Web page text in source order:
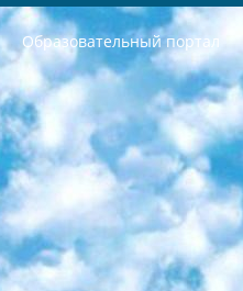
Образовательный портал
РЕСПУБЛИКА УЗБЕКИСТАН МИНИСТРЕРСТВО ДОШКОЛЬНОГО И ШКОЛЬНОГО ОБРАЗОВАНИЯ КОМАНДА в общеобразовательных учреждениях в 2023-2024 учебном году организация и проведение итоговой государственной аттестации обучающихся о Министра дошкольного и школьного образования Республики Узбекистан от 4 марта 2008 года (постановлением Минюста от 20 марта 2008 года № 1778 государственной регистрации) «Итоговое состояние учащихся общего среднего образования на основании положения об утверждении положения об аттестации общего среднего образования выпускной экзамен студентов в образовательных учреждениях в 2023-2024 учебном году В целях организации и прохождения аттестации приказываю: 1. Следующее: перечень предметов, по которым будет проводиться итоговая государственная аттестация и экзамен формы перевода согласно приложению 1; сертификаты международного образца, оценивающие уровень владения иностранными языками перечень согласно приложению 2; 2. Педагогический при специализированных образовательных учреждениях. научно-практический центр квалификации и международной оценки (Д.Давидова) 2024 г. До 25 марта: задания по предметам, по которым будет проводиться итоговая аттестация разработка и утверждение технических условий; итоговая аттестация на основании разработанного предметного задания разработка вопросов по предметам (устно и письменно), экзамен передача; общеобразовательные средние школы и специальные учебные заведения учащиеся выпускных классов школ и интернатов в агентской системе подготовка базы данных экзаменационных материалов и критериев оценки; перевод базы экзаменационных материалов на все языки обучения подать в Республиканский образовательный центр для изготовления; варианты экзаменов на основе разработанных контрольных материалов пусть будут поставлены задачи формирования. 3. Республиканский образовательный центр (Ш.Худайкулов) до 5 апреля 2024 года. до: база данных предоставленных экзаменационных материалов на все языки обучения перевод и экспертиза; для слепых, слабовидящих, глухих, слабослышащих и умственно отсталых детей учащиеся выпускных классов специализированных школ и школ-интернатов база данных экзаменационных материалов на всех преподаваемых языках подготовка критериев оценки; специализированные школы для умственно отсталых детей и технологии для учащихся выпускных классов школ-интернатов разработка соответствующих рекомендаций и критериев проведения ЕГЭ по естествознанию давать задания. 4. Педагогический при специализированных образовательных учреждениях. Научно-практический центр навыков и международной оценки (Д.Давидова), Республика образовательный центр (Худайкулов Ш.) итоговый государственный аттестационный экзамен ориентирован на творческое и логическое мышление при подготовке базы материалов учитывать введение заданий. 5. Следует отметить, что: сертификат государственного образца о знании общеобразовательного предмета и как минимум национальный уровень B1 по предметам на иностранных языках, указанным в Приложении 2. или международно признанный сертификат эквивалентного уровня студенты, изучающие определенный предмет, освобождаются от экзамена; по соответствующим предметам запланирована итоговая государственная аттестация за день до дня, путем жеребьевки Рабочей группой (в письменной форме по предметам, проводимым в форме) из числа сформированных вариантов выбрано 2 варианта; 2 выбранных варианта экзамена анонсированы на официальном сайте министерства и все выпускники по всей стране на основе этих вариантов проводит итоговую государственную аттестацию. 6. Государственное образование учащихся средних общеобразовательных учреждений. знания в соответствии с квалификационными требованиями, которые необходимо приобрести на основании стандартов итоговый (выпускной) контроль для 9 и 11 классов в целях тестирования Экзамены (далее – экзамены) состоят из предметов, перечисленных в приложении 1. будет сделано. 7. Экзамены пройдут с 26 мая по 15 июня 2024 г. (кроме науки физического воспитания). 8. Физическая для учащихся 9 классов общесредних образовательных учреждений. Экзамены по предмету «Образование, квалификация медицина» 1-6 мая 2024 года. сотрудники перевести под присмотр (с отклонениями в физическом или умственном развитии) специализированная школа для детей, школы-интернаты и со сколиозом школы-интернаты санаторного типа для больных детей исключены). 9. Он был слепым, слабовидящим и имел нарушения опорно-двигательного аппарата. экзамены в специализированных школах и интернатах для детей должны проводиться исходя из требований, предъявляемых к общеобразовательным учреждениям (физкультура кроме науки). 10. Специализированная школа для глухих и слабослышащих детей. и экзамены в интернатах и быть реализован в виде письменного теста по математике. 11. Специальность для умственно отсталых детей. Для 9 класса Родной язык и литературное письмо Государственный язык (язык обучения – узбекский). для неклассов) написано Математическое письмо Письменная/устная история Узбекистана Физическое воспитание практично Итоговый контроль Для 11 класса Написание родного языка и литературы (эссе) Математическое письмо Узбекский язык (обучение на узбекском языке) не посещающее общее среднее образование для учреждений)/Образовательное учреждение выбор письменный и устный Иностранный язык письменный/устный Письменная/устная история Узбекистана *По выбору студента:  Химия  Физика  Основы государственного права  География 10 бесплатных образовательных ресурсов - Мы составили подборку онлайн-проектов с интерактивными упражнениями, видеолекциями и статьями. Они помогут вам обрести новые и освежить старые знания бесплатно. 1. «ИНТУИТ» Старейшая образовательная площадка Рунета. Здесь вы найдёте сотни текстовых и видеокурсов на десятки различных тем — от программирования до психологии. Многие курсы подготовлены